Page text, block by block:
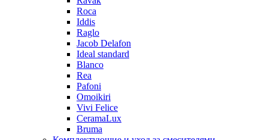
Roca
Iddis
Raglo
Jacob Delafon
Ideal standard
Blanco
Rea
Pafoni
Omoikiri
Vivi Felice
CeramaLux
Bruma